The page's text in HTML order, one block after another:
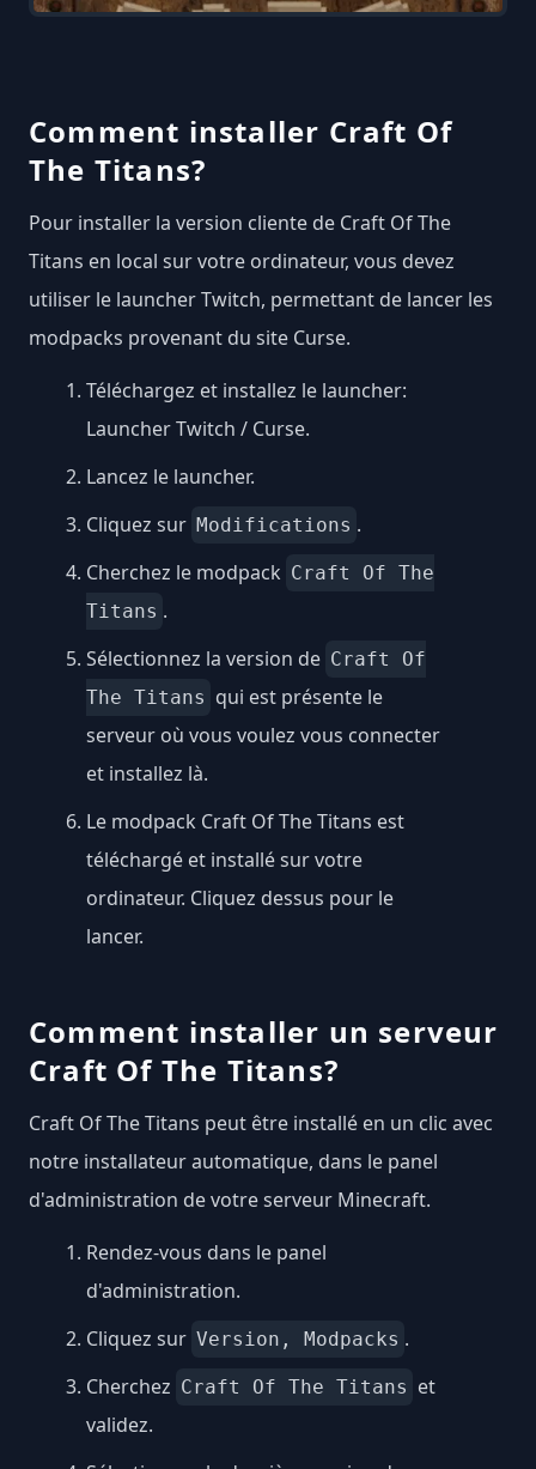
Comment installer Craft Of
The Titans?
Pour installer la version cliente de Craft Of The
Titans en local sur votre ordinateur, vous devez
utiliser le launcher Twitch, permettant de lancer les
modpacks provenant du site Curse.
Téléchargez et installez le launcher:
Launcher Twitch / Curse.
Lancez le launcher.
Cliquez sur Modifications .
Cherchez le modpack Craft Of The
Titans .
Sélectionnez la version de Craft Of
The Titans qui est présente le
serveur où vous voulez vous connecter
et installez là.
Le modpack Craft Of The Titans est
téléchargé et installé sur votre
ordinateur. Cliquez dessus pour le
lancer.
Comment installer un serveur
Craft Of The Titans?
Craft Of The Titans peut être installé en un clic avec
notre installateur automatique, dans le panel
d'administration de votre serveur Minecraft.
Rendez-vous dans le panel
d'administration.
Cliquez sur Version, Modpacks .
Cherchez Craft Of The Titans et
validez.